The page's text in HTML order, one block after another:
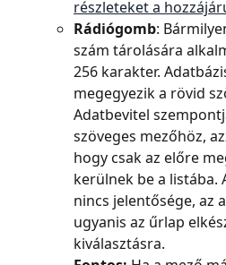
részleteket a
Rádiógomb:
szám tárolására
256 karakter.
megegyezik a rövid
Adatbevitel
szöveges mezőhöz,
hogy csak az előre
kerülnek be a listába.
nincs jelentősége, az
ugyanis az űrlap
kiválasztásra.